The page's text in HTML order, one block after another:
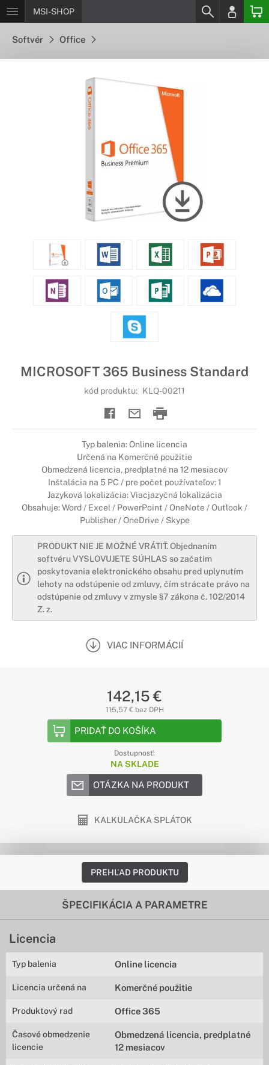
MSI-SHOP
Softvér Office
MICROSOFT 365 Business Standard
kód produktu: KLQ-00211
Typ balenia: Online licencia
Určená na Komerčné použitie
Obmedzená licencia, predplatné na 12 mesiacov
Inštalácia na 5 PC / pre počet používateľov: 1
Jazyková lokalizácia: Viacjazyčná lokalizácia
Obsahuje: Word / Excel / PowerPoint / OneNote / Outlook /
Publisher / OneDrive / Skype
PRODUKT NIE JE MOŽNÉ VRÁTIŤ. Objednaním
softvéru VYSLOVUJETE SÚHLAS so začatím
poskytovania elektronického obsahu pred uplynutím
lehoty na odstúpenie od zmluvy, čím strácate právo na
odstúpenie od zmluvy v zmysle §7 zákona č. 102/2014
Z. z.
VIAC INFORMÁCIÍ
142,15 €
115,57 € bez DPH
PRIDAŤ DO KOŠÍKA
Dostupnosť:
NA SKLADE
OTÁZKA NA PRODUKT
KALKULAČKA SPLÁTOK
PREHĽAD PRODUKTU
ŠPECIFIKÁCIA A PARAMETRE
Licencia
Typ balenia Online licencia
Licencia určená na Komerčné použitie
Produktový rad Office 365
Časové obmedzenie
licencie
Obmedzená licencia, predplatné
12 mesiacov